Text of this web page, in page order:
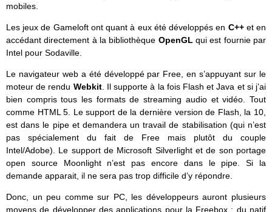
mobiles.
Les jeux de Gameloft ont quant à eux été développés en C++ et en
accédant directement à la bibliothèque OpenGLqui est fournie par
Intel pour Sodaville.
Le navigateur web a été développé par Free, en s’appuyant sur le
moteur de rendu Webkit. Il supporte à la fois Flash et Java et si j’ai
bien compris tous les formats de streaming audio et vidéo. Tout
comme HTML 5. Le support de la dernière version de Flash, la 10,
est dans le pipe et demandera un travail de stabilisation (qui n’est
pas spécialement du fait de Free mais plutôt du couple
Intel/Adobe). Le support de Microsoft Silverlight et de son portage
open source Moonlight n’est pas encore dans le pipe. Si la
demande apparait, il ne sera pas trop difficile d’y répondre.
Donc, un peu comme sur PC, les développeurs auront plusieurs
moyens de développer des applications pour la Freebox : du natif